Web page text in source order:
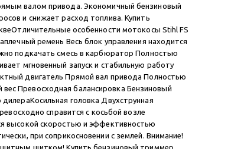
валом привода. Экономичный бензиновый
и снижает расход топлива. Купить
особенности мотокосы Stihl FS
ремень Весь блок управления находится
подкачать смесь в карбюратор Полностью
мгновенный запуск и стабильную работу
двигатель Прямой вал привода Полностью
Превосходная балансировка Бензиновый
головка Двухструнная
справится с косьбой возле
высокой скоростью и эффективностью
при соприкосновении с землей. Внимание!